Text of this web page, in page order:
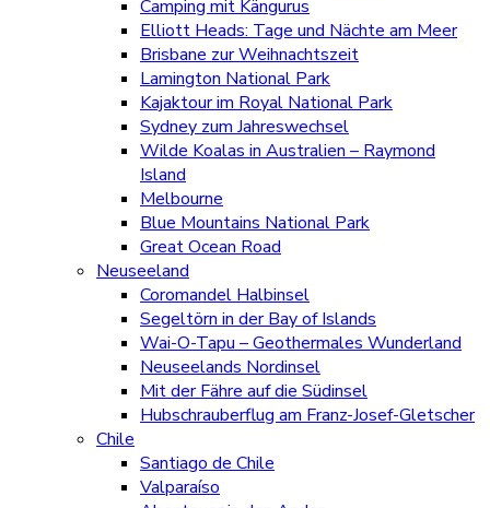
Camping mit Kängurus
Elliott Heads: Tage und Nächte am Meer
Brisbane zur Weihnachtszeit
Lamington National Park
Kajaktour im Royal National Park
Sydney zum Jahreswechsel
Wilde Koalas in Australien – Raymond
Island
Melbourne
Blue Mountains National Park
Great Ocean Road
Neuseeland
Coromandel Halbinsel
Segeltörn in der Bay of Islands
Wai-O-Tapu – Geothermales Wunderland
Neuseelands Nordinsel
Mit der Fähre auf die Südinsel
Hubschrauberflug am Franz-Josef-Gletscher
Chile
Santiago de Chile
Valparaíso